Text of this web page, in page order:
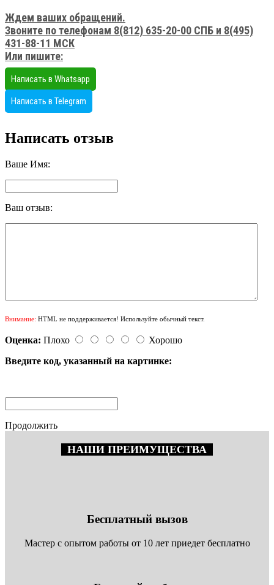
Ждем ваших обращений.
Звоните по телефонам 8(812) 635-20-00 СПБ и 8(495)
431-88-11 МСК
Или пишите:
Написать в Whatsapp
Написать в Telegram
Написать отзыв
Ваше Имя:
Ваш отзыв:
Внимание: HTML не поддерживается! Используйте обычный текст.
Оценка: Плохо
Хорошо
Введите код, указанный на картинке:
Продолжить
НАШИ ПРЕИМУЩЕСТВА
Бесплатный вызов
Мастер с опытом работы от 10 лет приедет бесплатно